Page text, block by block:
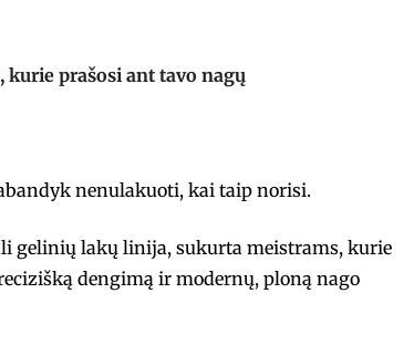
prašosi ant tavo nagų
nenulakuoti, kai taip norisi.
gelinių lakų linija, sukurta meistrams, kurie
dengimą ir modernų, ploną nago